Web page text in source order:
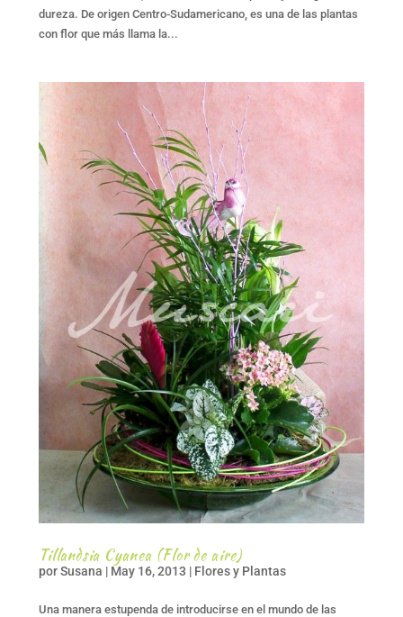
dureza. De origen Centro-Sudamericano, es una de las plantas
con flor que más llama la...
Tillandsia Cyanea (Flor de aire)
porSusana | May 16, 2013 | Flores y Plantas
Una manera estupenda de introducirse en el mundo de las